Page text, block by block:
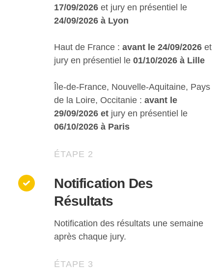
17/09/2026et jury en présentiel le
24/09/2026 à Lyon
Haut de France :avant le 24/09/2026 et
jury en présentiel le01/10/2026 à Lille
Île-de-France, Nouvelle-Aquitaine, Pays
de la Loire, Occitanie :avant le
29/09/2026 et jury en présentiel le
06/10/2026 à Paris
ÉTAPE 2
Notification Des
Résultats
Notification des résultats une semaine
après chaque jury.
ÉTAPE 3